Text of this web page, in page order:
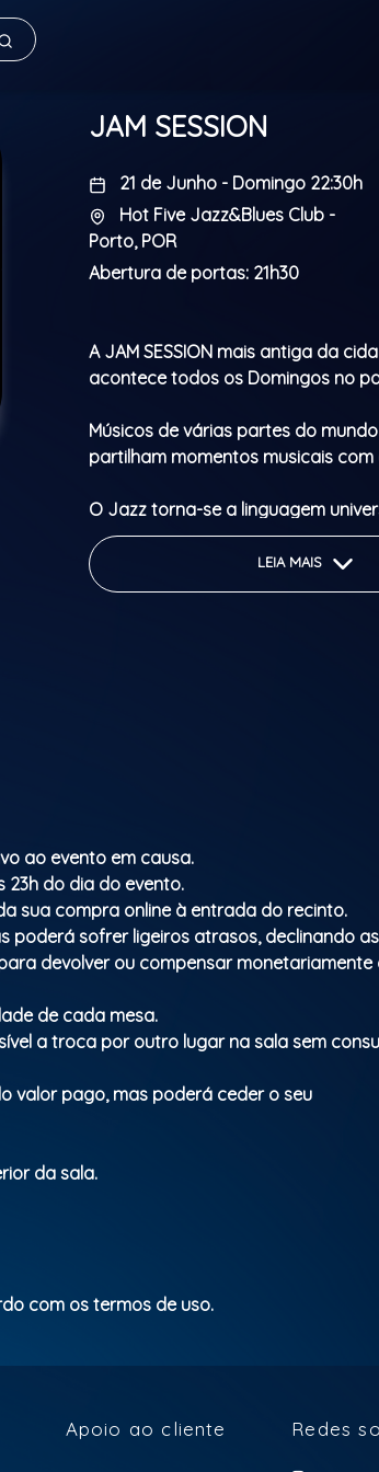
JAM SESSION
21 de Junho - Domingo 22:30h
Hot Five Jazz&Blues Club -
Porto, POR
Abertura de portas: 21h30
A JAM SESSION mais antiga da
acontece todos os Domingos no
Músicos de várias partes do
partilham momentos musicais
O Jazz torna-se a linguagem
Session!
LEIA MAIS
ao evento em causa.
do dia do evento.
sua compra online à entrada do recinto.
poderá sofrer ligeiros atrasos, declinando
devolver ou compensar monetariamente
de cada mesa.
a troca por outro lugar na sala sem
valor pago, mas poderá ceder o seu
da sala.
com os termos de uso.
Apoio ao cliente Redes